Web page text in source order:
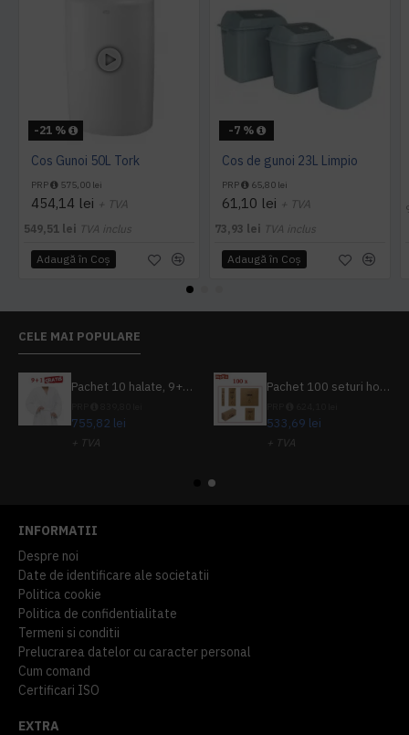
-21 %
Cos Gunoi 50L Tork
PRP 575,00 lei
454,14 lei + TVA
549,51 lei TVA inclus
Adaugă în Coş
-7 %
Cos de gunoi 23L Limpio
PRP 65,80 lei
61,10 lei + TVA
73,93 lei TVA inclus
Adaugă în Coş
CELE MAI POPULARE
Pachet 10 halate, 9+1 gratuit
755,82 lei
+ TVA
Pachet 100 seturi hoteliere, set dentar, set barbierit, casca de dus, pila unghii, set cusut
533,69 lei
+ TVA
INFORMATII
Despre noi
Date de identificare ale societatii
Politica cookie
Politica de confidentialitate
Termeni si conditii
Prelucrarea datelor cu caracter personal
Cum comand
Certificari ISO
EXTRA